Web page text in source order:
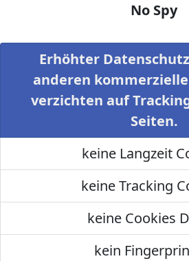
No Spy
Erhöhter
anderen
verzichten auf
Seiten.
keine Langzeit
keine Tracking
keine Cookies
kein